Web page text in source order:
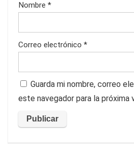
Nombre *
Correo electrónico *
Guarda mi nombre, correo
este navegador para la próxima